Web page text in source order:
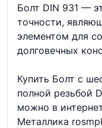
Болт DIN 931 —
точности,
элементом для
долговечных
Купить Болт с
полной резьбой
можно в
Металлика